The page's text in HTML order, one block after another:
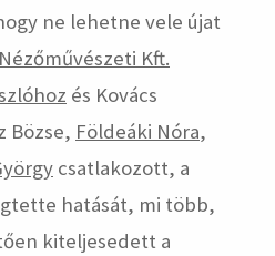
ne lehetne vele újat
Nézőművészeti Kft.
és Kovács
Bözse, Földeáki Nóra,
csatlakozott, a
hatását, mi több,
kiteljesedett a